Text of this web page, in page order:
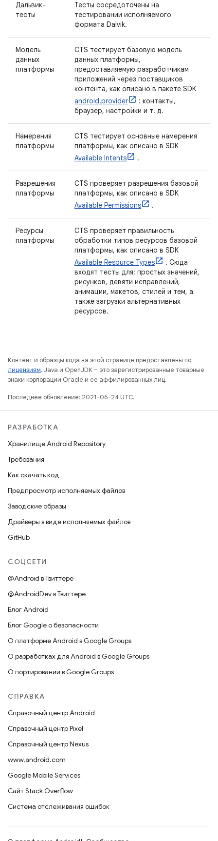
Дальвик-
тесты
Тесты сосредоточены на
тестировании исполняемого
формата Dalvik.
Модель
данных
платформы
CTS тестирует базовую модель
данных платформы,
предоставляемую разработчикам
приложений через поставщиков
контента, как описано в пакете SDK
android.provider
: контакты,
браузер, настройки и т. д.
Намерения
платформы
CTS тестирует основные намерения
платформы, как описано в SDK
Available Intents
.
Разрешения
платформы
CTS проверяет разрешения базовой
платформы, как описано в SDK
Available Permissions
.
Ресурсы
платформы
CTS проверяет правильность
обработки типов ресурсов базовой
платформы, как описано в SDK
Available Resource Types
. Сюда
входят тесты для: простых значений,
рисунков, девяти исправлений,
анимации, макетов, стилей и тем, а
также загрузки альтернативных
ресурсов.
Контент и образцы кода на этой странице предоставлены по
лицензиям. Java и OpenJDK – это зарегистрированные товарные
знаки корпорации Oracle и ее аффилированных лиц.
Последнее обновление: 2021-06-24 UTC.
РАЗРАБОТКА
Хранилище Android Repository
Требования
Как скачать код
Предпросмотр исполняемых файлов
Заводские образы
Драйверы в виде исполняемых файлов
GitHub
СОЦСЕТИ
@Android в Твиттере
@AndroidDev в Твиттере
Блог Android
Блог Google о безопасности
О платформе Android в Google Groups
О разработках для Android в Google Groups
О портировании в Google Groups
СПРАВКА
Справочный центр Android
Справочный центр Pixel
Справочный центр Nexus
www.android.com
Google Mobile Services
Сайт Stack Overflow
Система отслеживания ошибок